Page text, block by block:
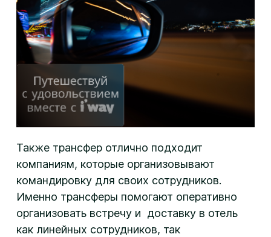
Также трансфер отлично подходит
компаниям, которые организовывают
командировку для своих сотрудников.
Именно трансферы помогают оперативно
организовать встречу и доставку в отель
как линейных сотрудников, так